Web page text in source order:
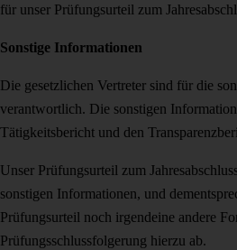
für unser Prüfungsurteil zum
Sonstige Informationen
Die gesetzlichen Vertreter sind für die
verantwortlich. Die sonstigen
Tätigkeitsbericht und den
Unser Prüfungsurteil zum
sonstigen In­formationen, und
Prüfungsurteil noch irgend­eine andere
Prüfungsschlussfolgerung hierzu ab.